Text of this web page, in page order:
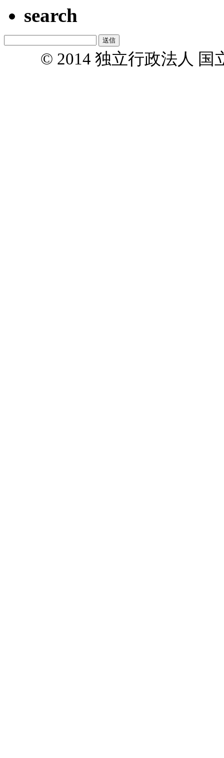
search
© 2014 独立行政法人 国